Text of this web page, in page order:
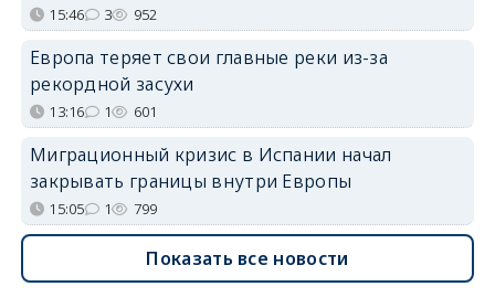
15:46 3 952
Европа теряет свои главные реки из-за
рекордной засухи
13:16 1 601
Миграционный кризис в Испании начал
закрывать границы внутри Европы
15:05 1 799
Показать все новости